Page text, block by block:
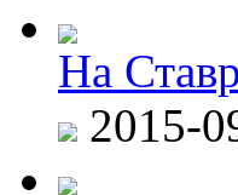
На
2015-